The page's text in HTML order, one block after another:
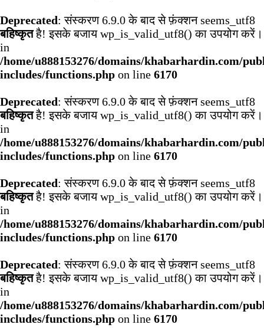
Deprecated: संस्करण 6.9.0 के बाद से फ़ंक्शन seems_utf8
बहिष्कृतहै! इसके बजाय wp_is_valid_utf8() का उपयोग करें।
in
/home/u888153276/domains/khabarhardin.com/
includes/functions.php on line 6170
Deprecated: संस्करण 6.9.0 के बाद से फ़ंक्शन seems_utf8
बहिष्कृतहै! इसके बजाय wp_is_valid_utf8() का उपयोग करें।
in
/home/u888153276/domains/khabarhardin.com/
includes/functions.php on line 6170
Deprecated: संस्करण 6.9.0 के बाद से फ़ंक्शन seems_utf8
बहिष्कृतहै! इसके बजाय wp_is_valid_utf8() का उपयोग करें।
in
/home/u888153276/domains/khabarhardin.com/
includes/functions.php on line 6170
Deprecated: संस्करण 6.9.0 के बाद से फ़ंक्शन seems_utf8
बहिष्कृतहै! इसके बजाय wp_is_valid_utf8() का उपयोग करें।
in
/home/u888153276/domains/khabarhardin.com/
includes/functions.php on line 6170